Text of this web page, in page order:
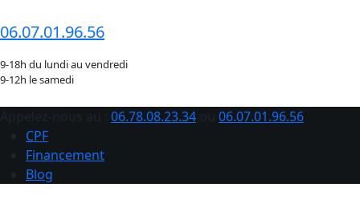
06.07.01.96.56
9-18h du lundi au vendredi
9-12h le samedi
06.78.08.23.34
06.07.01.96.56
CPF
Financement
Blog